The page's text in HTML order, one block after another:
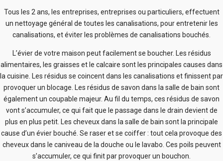
Tous les 2 ans, les entreprises, entreprises ou particuliers, effectuent
un nettoyage général de toutes les canalisations, pour entretenir les
canalisations, et éviter les problèmes de canalisations bouchés.
L’évier de votre maison peut facilement se boucher. Les résidus
alimentaires, les graisses et le calcaire sont les principales causes dans
la cuisine. Les résidus se coincent dans les canalisations et finissent par
provoquer un blocage. Les résidus de savon dans la salle de bain sont
également un coupable majeur. Au fil du temps, ces résidus de savon
vont s’accumuler, ce qui fait que le passage dans le drain devient de
plus en plus petit. Les cheveux dans la salle de bain sont la principale
cause d’un évier bouché. Se raser et se coiffer : tout cela provoque des
cheveux dans le caniveau de la douche ou le lavabo. Ces poils peuvent
s’accumuler, ce qui finit par provoquer un bouchon.